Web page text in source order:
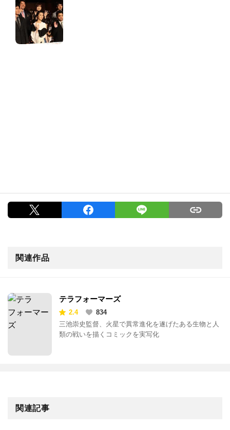
関連作品
テラフォーマーズ
2.4
834
三池崇史監督、火星で異常進化を遂げたある生物と人
類の戦いを描くコミックを実写化
関連記事